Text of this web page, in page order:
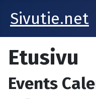
Sivutie.net
Etusivu
Events